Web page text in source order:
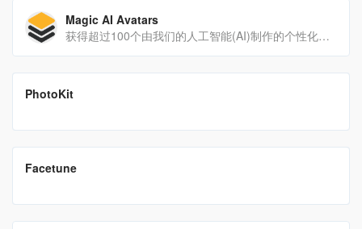
Magic AI Avatars
获得超过100个由我们的人工智能(AI)制作的个性化高质量头像。
PhotoKit
PhotoKit 集成了强大的在线照片编辑器
Facetune